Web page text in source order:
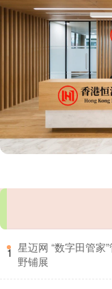
1 星迈网 “数字田管家
野铺展